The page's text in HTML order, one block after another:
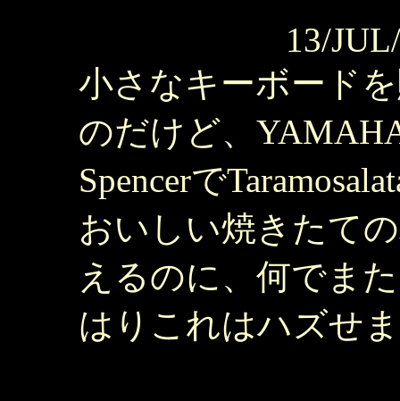
13/
小さなキーボード
のだけど、
Spencerで
おいしい焼きたて
えるのに、何でま
はりこれはハズせ